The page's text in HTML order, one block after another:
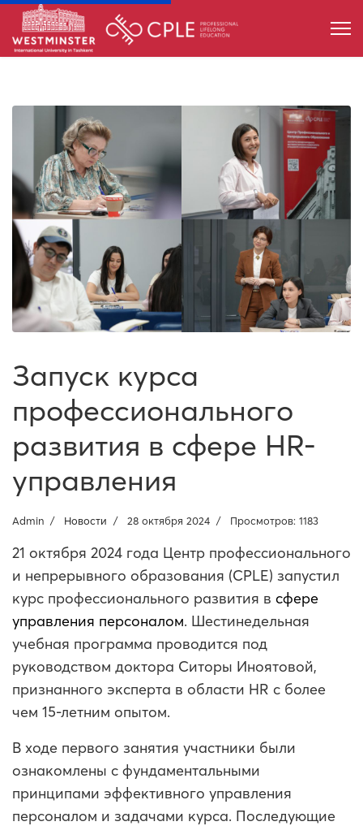
Запуск курса
профессионального
развития в сфере HR-
управления
Admin Новости 28 октября 2024 Просмотров: 1183
21 октября 2024 года Центр профессионального
и непрерывного образования (CPLE) запустил
курс профессионального развития в сфере
управления персоналом. Шестинедельная
учебная программа проводится под
руководством доктора Ситоры Иноятовой,
признанного эксперта в области HR с более
чем 15-летним опытом.
В ходе первого занятия участники были
ознакомлены с фундаментальными
принципами эффективного управления
персоналом и задачами курса. Последующие